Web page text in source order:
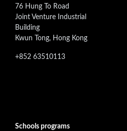
76 Hung To Road
Joint Venture Industrial
Building
Kwun Tong, Hong Kong
+852 63510113
Schools programs